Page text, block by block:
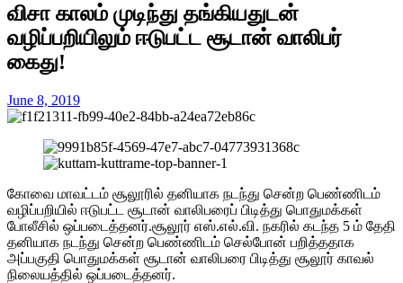
விசா காலம் முடிந்து தங்கியதுடன்
வழிப்பறியிலும் ஈடுபட்ட சூடான் வாலிபர்
கைது!
June 8, 2019
கோவை மாவட்டம் சூலூரில் தனியாக நடந்து சென்ற பெண்ணிடம்
வழிப்பறியில் ஈடுபட்ட சூடான் வாலிபரைப் பிடித்து பொதுமக்கள்
போலீசில் ஒப்படைத்தனர்.சூலூர் எஸ்.எல்.வி. நகரில் கடந்த 5 ம் தேதி
தனியாக நடந்து சென்ற பெண்ணிடம் செல்போன் பறித்ததாக
அப்பகுதி பொதுமக்கள் சூடான் வாலிபரை பிடித்து சூலூர் காவல்
நிலையத்தில் ஒப்படைத்தனர்.